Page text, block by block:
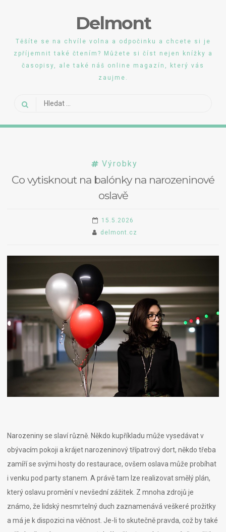
Delmont
Těšíte se na chvíle volna a odpočinku a chcete si je
zpříjemnit také čtením? Můžete si číst nejen knížky a
časopisy, ale také náš online magazín, který vás
zaujme.
Vyhledávání
Výrobky
Co vytisknout na balónky na narozeninové
oslavě
15.5.2026
delmont.cz
Narozeniny se slaví různě. Někdo kupříkladu může vysedávat v
obývacím pokoji a krájet narozeninový třípatrový dort, někdo třeba
zamíří se svými hosty do restaurace, ovšem oslava může probíhat
i venku pod party stanem. A právě tam lze realizovat smělý plán,
který oslavu promění v nevšední zážitek. Z mnoha zdrojů je
známo, že lidský nesmrtelný duch zaznamenává veškeré prožitky
a má je k dispozici na věčnost. Je-li to skutečně pravda, což by také